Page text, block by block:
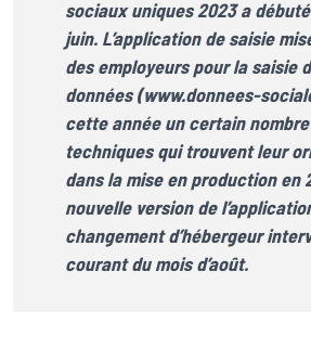
sociaux uniques 2023 a
juin. L’application de saisie
des employeurs pour la saisie
données (www.donnees-
cette année un certain
techniques qui trouvent leur
dans la mise en production en
nouvelle version de
changement d’hébergeur
courant du mois d’août.